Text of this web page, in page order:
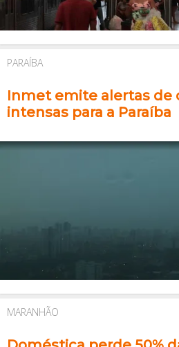
PARAÍBA
Inmet emite alertas de
intensas para a Paraíba
MARANHÃO